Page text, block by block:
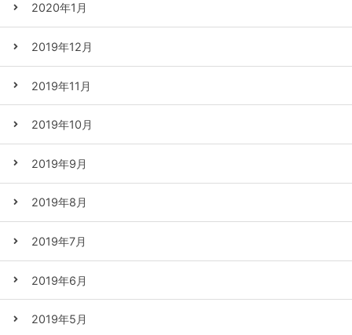
2020年1月
2019年12月
2019年11月
2019年10月
2019年9月
2019年8月
2019年7月
2019年6月
2019年5月